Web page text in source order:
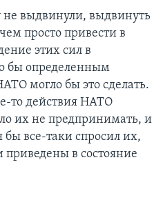
выдвинули, выдвинуть
просто привести в
этих сил в
бы определенным
могло бы это сделать.
то действия НАТО
их не предпринимать, и
бы все-таки спросил их,
в состояние